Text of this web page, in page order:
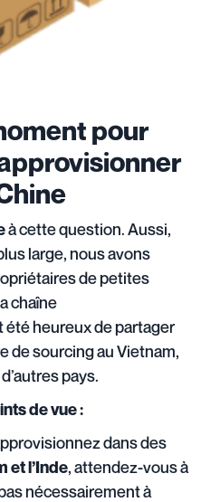
pour
à cette question. Aussi,
large, nous avons
de petites
chaîne
été heureux de partager
de sourcing au Vietnam,
pays.
de vue :
dans des
et l’Inde, attendez-vous à
nécessairement à